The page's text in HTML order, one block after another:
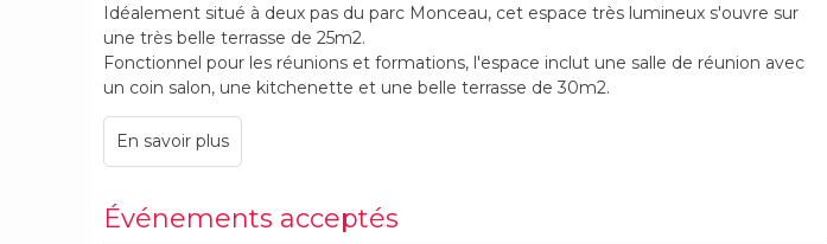
Idéalement situé à deux pas du parc Monceau, cet espace très lumineux s'ouvre sur
une très belle terrasse de 25m2.
Fonctionnel pour les réunions et formations, l'espace inclut une salle de réunion avec
un coin salon, une kitchenette et une belle terrasse de 30m2.
Événements acceptés